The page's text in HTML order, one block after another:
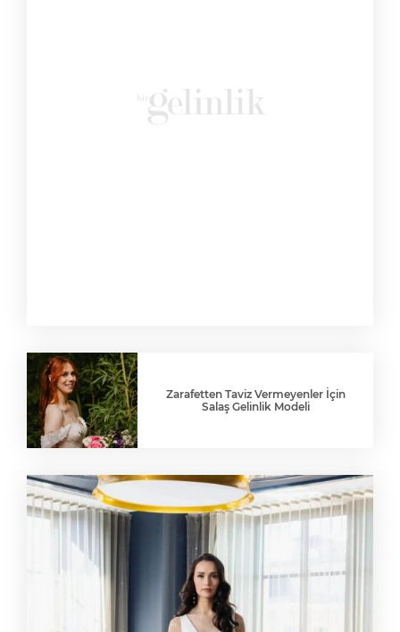
Zarafetten Taviz Vermeyenler İçin
Salaş Gelinlik Modeli